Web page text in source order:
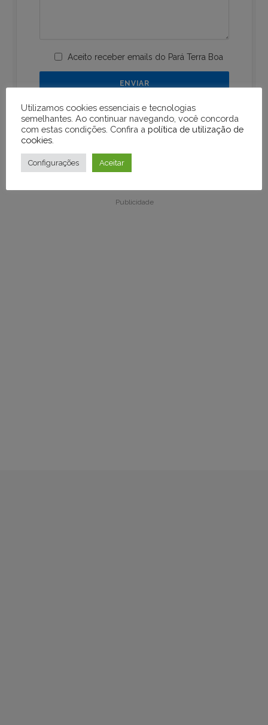
Aceito receber emails do Pará Terra Boa
Publicidade
Publicidade
Utilizamos cookies essenciais e tecnologias
semelhantes. Ao continuar navegando, você concorda
com estas condições. Confira a política de utilização de
cookies
Configurações Aceitar